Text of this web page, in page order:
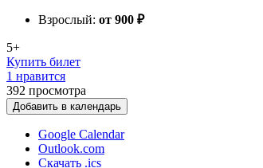
Взрослый: от 900 ₽
5+
Купить билет
1 нравится
392 просмотра
Добавить в календарь
Google Calendar
Outlook.com
Скачать .ics